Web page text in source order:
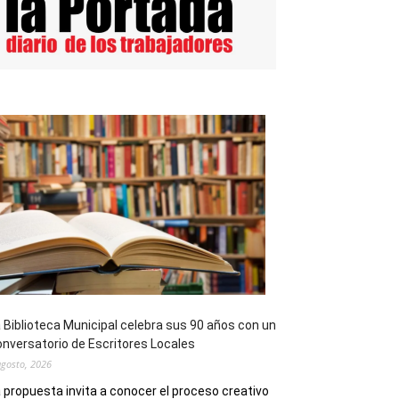
Biblioteca Municipal celebra sus 90 años con un
de Escritores Locales
2026
propuesta invita a conocer el proceso creativo